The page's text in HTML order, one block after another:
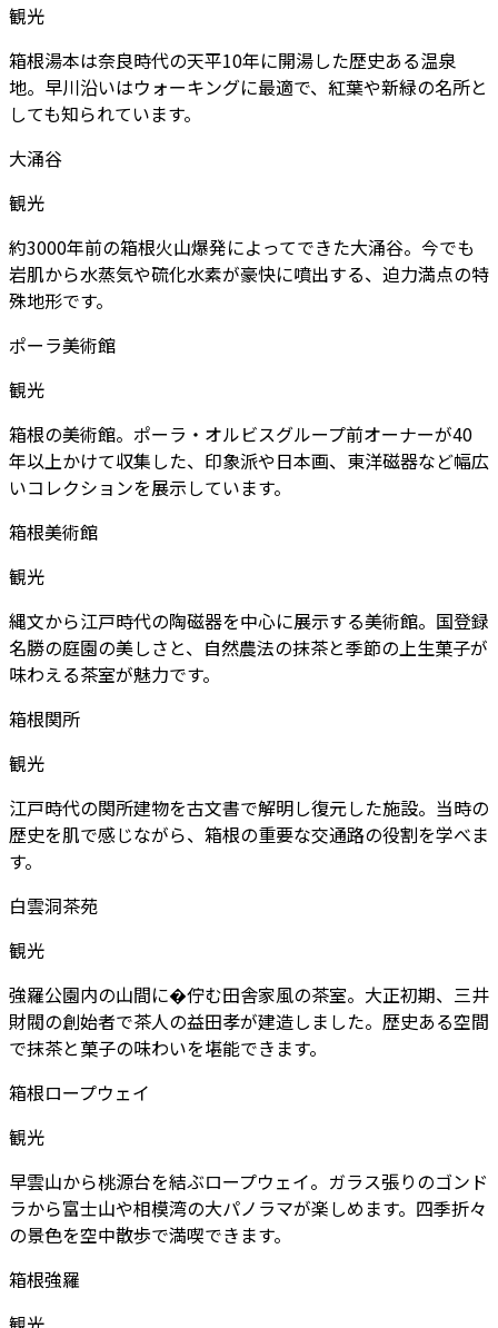
観光
箱根湯本は奈良時代の天平10年に開湯した歴史ある温泉
地。早川沿いはウォーキングに最適で、紅葉や新緑の名所と
しても知られています。
大涌谷
観光
約3000年前の箱根火山爆発によってできた大涌谷。今でも
岩肌から水蒸気や硫化水素が豪快に噴出する、迫力満点の特
殊地形です。
ポーラ美術館
観光
箱根の美術館。ポーラ・オルビスグループ前オーナーが40
年以上かけて収集した、印象派や日本画、東洋磁器など幅広
いコレクションを展示しています。
箱根美術館
観光
縄文から江戸時代の陶磁器を中心に展示する美術館。国登録
名勝の庭園の美しさと、自然農法の抹茶と季節の上生菓子が
味わえる茶室が魅力です。
箱根関所
観光
江戸時代の関所建物を古文書で解明し復元した施設。当時の
歴史を肌で感じながら、箱根の重要な交通路の役割を学べま
す。
白雲洞茶苑
観光
強羅公園内の山間に�佇む田舎家風の茶室。大正初期、三井
財閥の創始者で茶人の益田孝が建造しました。歴史ある空間
で抹茶と菓子の味わいを堪能できます。
箱根ロープウェイ
観光
早雲山から桃源台を結ぶロープウェイ。ガラス張りのゴンド
ラから富士山や相模湾の大パノラマが楽しめます。四季折々
の景色を空中散歩で満喫できます。
箱根強羅